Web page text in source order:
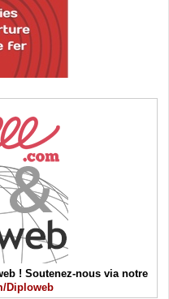
! Soutenez-nous via notre
Diploweb